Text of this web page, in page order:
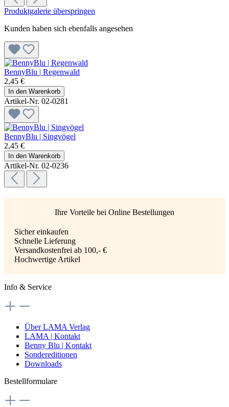
Produktgalerie überspringen
Kunden haben sich ebenfalls angesehen
BennyBlu | Regenwald
2,45 €
In den Warenkorb
Artikel-Nr. 02-0281
BennyBlu | Singvögel
2,45 €
In den Warenkorb
Artikel-Nr. 02-0236
Ihre Vorteile bei Online Bestellungen
Sicher einkaufen
Schnelle Lieferung
Versandkostenfrei ab 100,- €
Hochwertige Artikel
Info & Service
Über LAMA Verlag
LAMA | Kontakt
Benny Blu | Kontakt
Sondereditionen
Downloads
Bestellformulare